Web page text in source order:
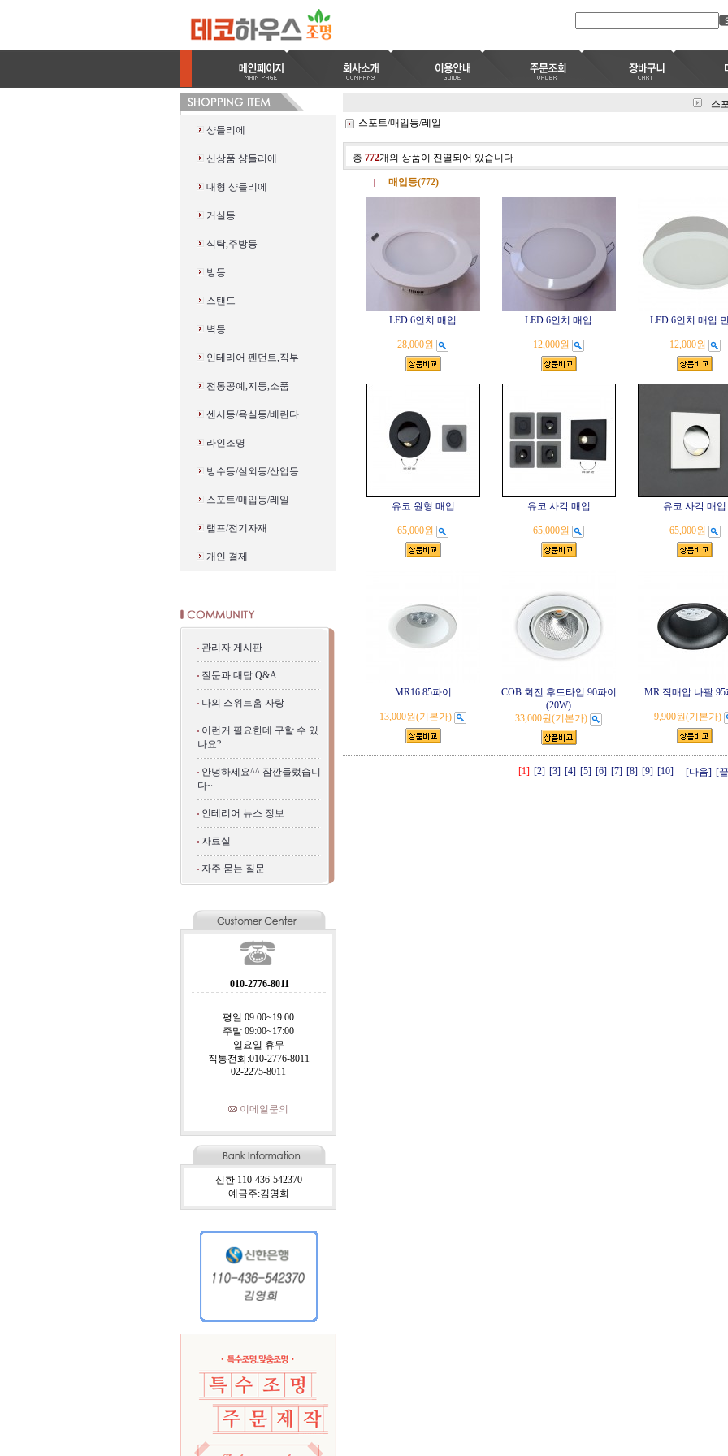
샹들리에
신상품 샹들리에
대형 샹들리에
거실등
식탁,주방등
방등
스탠드
벽등
인테리어 펜던트,직부
전통공예,지등,소품
센서등/욕실등/베란다
라인조명
방수등/실외등/산업등
스포트/매입등/레일
램프/전기자재
개인 결제
관리자 게시판
질문과 대답 Q&A
나의 스위트홈 자랑
이런거 필요한데 구할 수 있
나요?
안녕하세요^^ 잠깐들렀습니
다~
인테리어 뉴스 정보
자료실
자주 묻는 질문
010-2776-8011
평일 09:00~19:00
주말 09:00~17:00
일요일 휴무
직통전화:010-2776-8011
02-2275-8011
이메일문의
신한 110-436-542370
예금주:김영희
스
스포트/매입등/레일
총 772개의 상품이 진열되어 있습니다
매입등(772)
LED 6인치 매입
28,000원
LED 6인치 매입
12,000원
LED 6인치 매입
12,000원
유코 원형 매입
65,000원
유코 사각 매입
65,000원
유코 사각 매입
65,000원
MR16 85파이
13,000원(기본가)
COB 회전 후드타입 90파이
(20W)
33,000원(기본가)
MR 직매압 나팔 95
9,900원(기본가)
[1] [2] [3] [4] [5] [6] [7] [8] [9] [10] [다음] [